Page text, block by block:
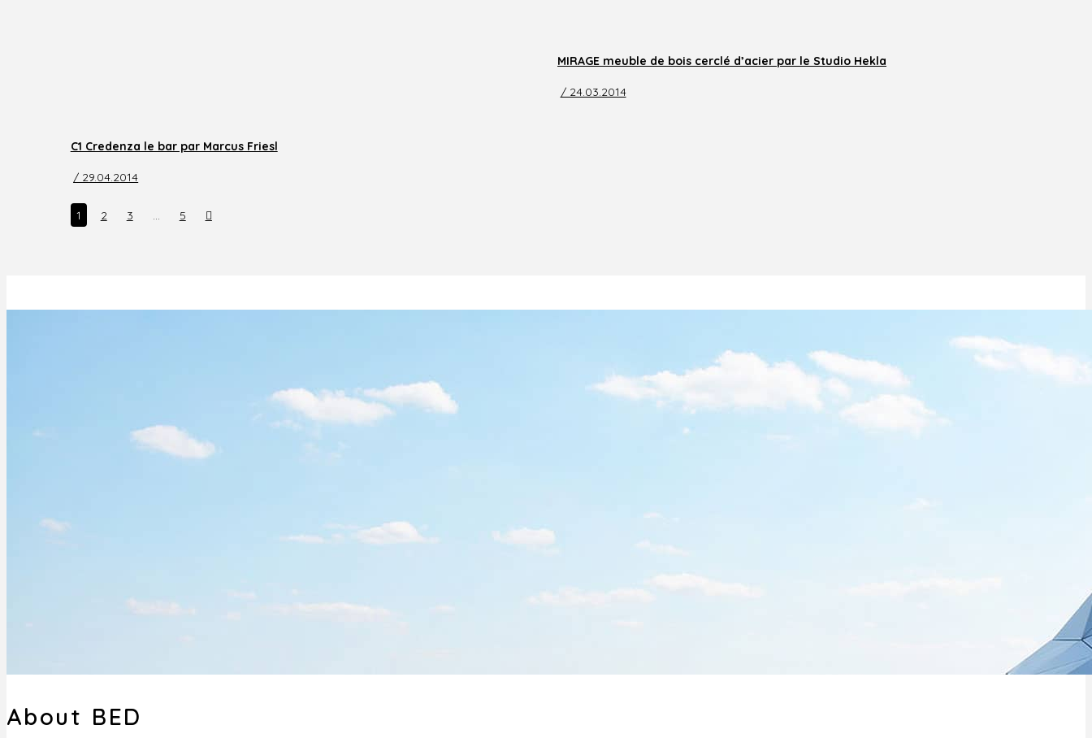
C1 Credenza le bar par Marcus Friesl
/ 29.04.2014
MIRAGE meuble de bois cerclé d’acier par le Studio Hekla
/ 24.03.2014
1 2 3 5 Next
About BED